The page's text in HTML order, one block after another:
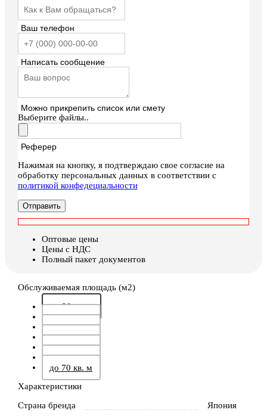
Ваш телефон
Написать сообщение
Можно прикрепить список или смету
Выберите файлы..
Реферер
Нажимая на кнопку, я подтверждаю свое согласие на
обработку персональных данных в соответствии с
политикой конфедециальности
Отправить
Оптовые цены
Цены с НДС
Полный пакет документов
Обслуживаемая площадь (м2)
до 20 кв. м
до 25 кв. м
до 35 кв. м
до 42 кв. м
до 50 кв. м
до 60 кв. м
до 70 кв. м
Характеристики
Страна бренда
Япония